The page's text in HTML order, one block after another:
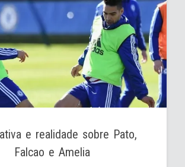
e realidade sobre Pato,
Falcao e Amelia